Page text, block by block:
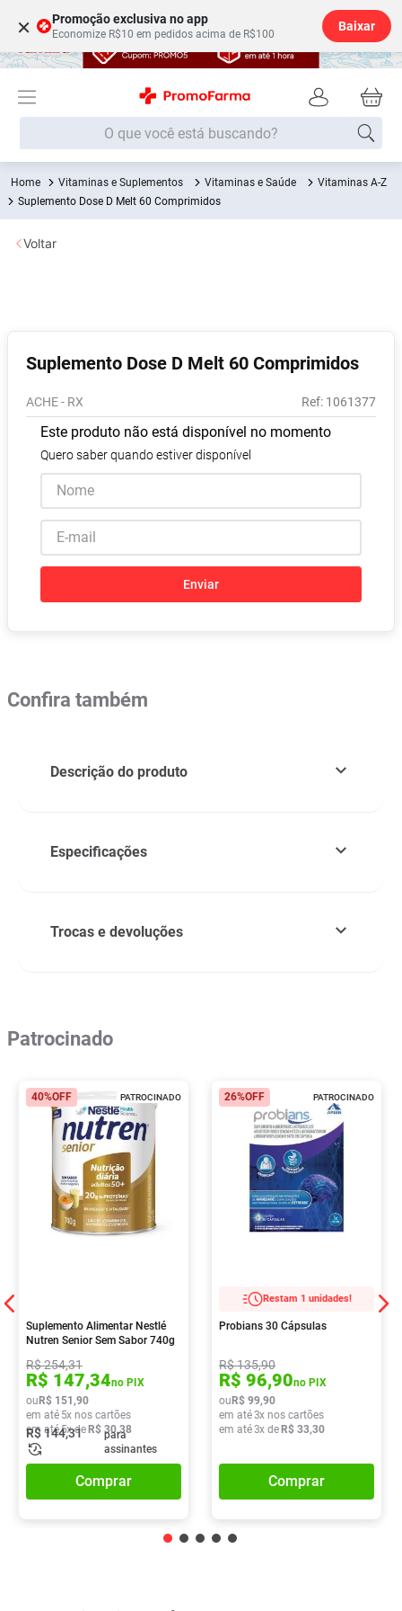
× Promoção exclusiva no app
Economize R$10 em pedidos acima de R$100
Baixar
O que você está buscando?
Vitaminas e Suplementos Vitaminas e Saúde
Vitaminas A-Z
Suplemento Dose D Melt 60 Comprimidos
Suplemento Dose D Melt 60 Comprimidos
ACHE - RX : 1061377
Este produto não está disponível no momento
Quero saber quando estiver disponível
Enviar
Voltar
Confira também
Descrição do produto
Especificações
Trocas e devoluções
Patrocinado
PATROCINADO
40%OFF
Suplemento Alimentar Nestlé
Nutren Senior Sem Sabor 740g
R$254,31
R$ 147,34no PIX
ou R$ 151 ,90
em até 5x nos cartões
em até5x de R$ 30,38
R$144,31
para
assinantes
Comprar
PATROCINADO
26%OFF
Restam 1 unidades!
Probians 30 Cápsulas
R$135,90
R$ 96,90no PIX
ou R$ 99,90
em até3x nos cartões
em até3x de R$ 33,30
Comprar
Termos mais buscados
1º Fralda
2
6º Shampoo
7 Desodorante
8 Absorvente
9º Vitamina D
10 º